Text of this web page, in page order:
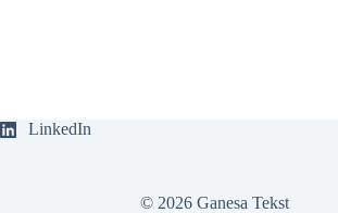
LinkedIn
© 2026 Ganesa Tekst